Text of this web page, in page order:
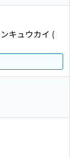
キュウカイ (